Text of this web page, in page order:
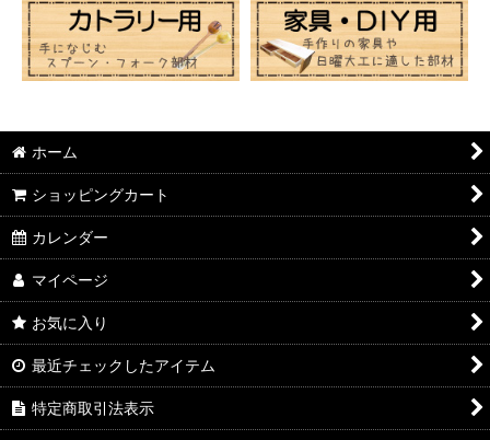
ホーム
ショッピングカート
カレンダー
マイページ
お気に入り
最近チェックしたアイテム
特定商取引法表示